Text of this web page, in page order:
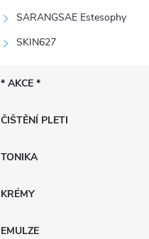
SARANGSAE Estesophy
SKIN627
* AKCE *
ČIŠTĚNÍ PLETI
TONIKA
KRÉMY
EMULZE